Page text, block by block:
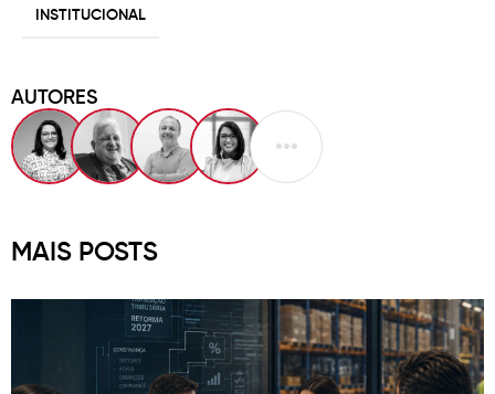
INSTITUCIONAL
AUTORES
MAIS POSTS